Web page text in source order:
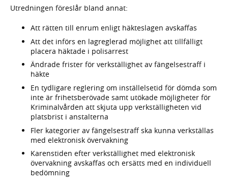
Utredningen föreslår bland annat:
Att rätten till enrum enligt häkteslagen avskaffas
Att det införs en lagreglerad möjlighet att tillfälligt
placera häktade i polisarrest
Ändrade frister för verkställighet av fängelsestraff i
häkte
En tydligare reglering om inställelsetid för dömda som
inte är frihetsberövade samt utökade möjligheter för
Kriminalvården att skjuta upp verkställigheten vid
platsbrist i anstalterna
Fler kategorier av fängelsestraff ska kunna verkställas
med elektronisk övervakning
Karenstiden efter verkställighet med elektronisk
övervakning avskaffas och ersätts med en individuell
bedömning